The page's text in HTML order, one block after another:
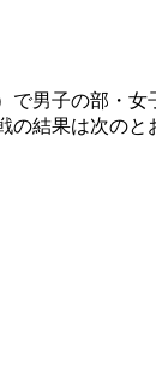
男子の部・女
結果は次のと